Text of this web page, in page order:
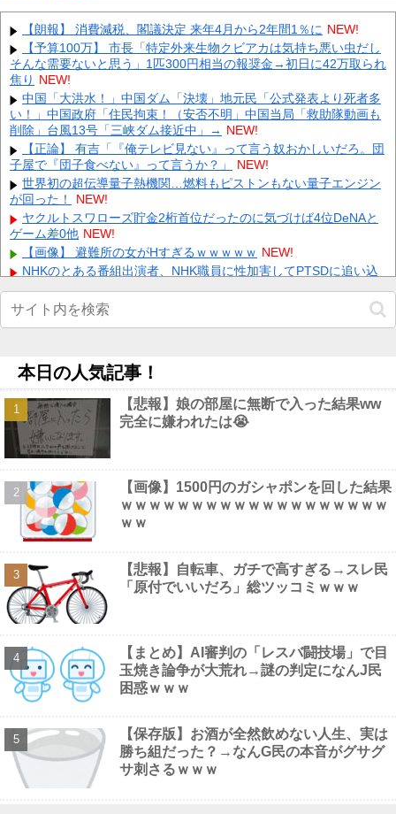
【悲報】 楽天、ガチで逝くｗｗｗｗｗｗｗｗｗｗｗｗｗｗｗｗｗ
ｗｗｗ NEW!
悲報、ネット無料の物件、オンラインゲーム勢が地獄を見る模様
wwwwww 他 NEW!
【閲覧注意】大阪の治安が悪化しすぎてついに警察官が犯人を銃
殺。いよいよアメリカみたいになってきたな 他 NEW!
【ぶいすぽ】つむお、ビール10種類飲み比べ第2弾！「最近は焼
肉屋で最初にビールを頼むくらい好き」 他 NEW!
人「さーて、車乗るか。エンジン入れて、と」車「スパーイダマ
ーンッ」→炎上 他 NEW!
【悲報】横田さん、レンジャーズに移籍したのは悪手とネットの
声… 他 NEW!
【画像】 芦田愛菜ちゃん「うわー、すごい！なんか出てる♥」
NEW!
【動画】 御当地アイドルだった頃の今田美桜、レベチｗｗｗｗｗ
ｗｗｗｗｗｗｗｗｗｗｗｗｗ
NEW!
Powered by livedoor 相互RSS
【朗報】 消費減税、閣議決定 来年4月から2年間1％に NEW!
【予算100万】 市長「特定外来生物クビアカは気持ち悪い虫だし
そんな需要ないと思う」1匹300円相当の報奨金→初日に42万取られ
焦り NEW!
中国「大洪水！」中国ダム「決壊」地元民「公式発表より死者多
い！」中国政府「住民拘束！（安否不明」中国当局「救助隊動画も
削除」台風13号「三峡ダム接近中」→ NEW!
【正論】 有吉「『俺テレビ見ない』って言う奴おかしいだろ。団
子屋で『団子食べない』って言うか？」
NEW!
世界初の超伝導量子熱機関…燃料もピストンもない量子エンジン
が回った！
NEW!
ヤクルトスワローズ貯金2桁首位だったのに気づけば4位DeNAと
ゲーム差0他 NEW!
【画像】 避難所の女がHすぎるｗｗｗｗｗ NEW!
NHKのとある番組出演者、NHK職員に性加害してPTSDに追い込
【画像】 マスパンこと枡田絵理奈アナ、地上波でまさかのパ○チ
【画像】 渋谷のナイトプール、谷間とお尻のパラダイスだった件
ｗｗｗｗｗｗ NEW!
大谷翔平、今季初の1試合2HR 25号先頭弾＆26号も空砲…ド軍
は今季ワースト6連敗他 NEW!
【にじさんじ】VTuber昔話『竹取物語』他
【動画】 三上悠亜さん、乳首ポロリしたまま平常心を装うｗｗｗ
ｗｗｗ NEW!
【動画】 配信女子さん、飼い猫にお○ぱいを晒されるハプニング
ｗｗｗｗｗｗ NEW!
Powered by livedoor 相互RSS
本日の人気記事！
【悲報】娘の部屋に無断で入った結果ww
完全に嫌われたは😭
【画像】1500円のガシャポンを回した結果
ｗｗｗｗｗｗｗｗｗｗｗｗｗｗｗｗｗｗｗ
ｗｗ
【悲報】自転車、ガチで高すぎる→スレ民
「原付でいいだろ」総ツッコミｗｗｗ
【まとめ】AI審判の「レスバ闘技場」で目
玉焼き論争が大荒れ→謎の判定になんJ民
困惑ｗｗｗ
【保存版】お酒が全然飲めない人生、実は
勝ち組だった？→なんG民の本音がグサグ
サ刺さるｗｗｗ